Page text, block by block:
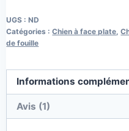
UGS :ND
Catégories :Chien à face plate ,
de fouille
Informations
Avis (1)